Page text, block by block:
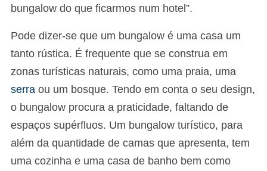
bungalow do que ficarmos num hotel”.
Pode dizer-se que um bungalow é uma casa um
tanto rústica. É frequente que se construa em
zonas turísticas naturais, como uma praia, uma
serra ou um bosque. Tendo em conta o seu design,
o bungalow procura a praticidade, faltando de
espaços supérfluos. Um bungalow turístico, para
além da quantidade de camas que apresenta, tem
uma cozinha e uma casa de banho bem como